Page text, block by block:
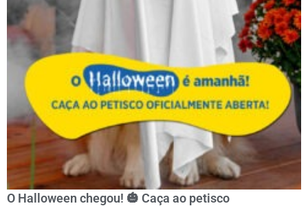
O Halloween chegou! 🎃 Caça ao petisco